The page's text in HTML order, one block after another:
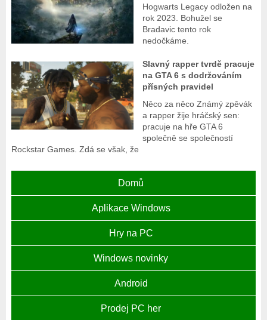
Hogwarts Legacy odložen na
rok 2023. Bohužel se
Bradavic tento rok
nedočkáme.
Slavný rapper tvrdě pracuje
na GTA 6 s dodržováním
přísných pravidel
Něco za něco Známý zpěvák
a rapper žije hráčský sen:
pracuje na hře GTA 6
společně se společností
Rockstar Games. Zdá se však, že
Domů
Aplikace Windows
Hry na PC
Windows novinky
Android
Prodej PC her